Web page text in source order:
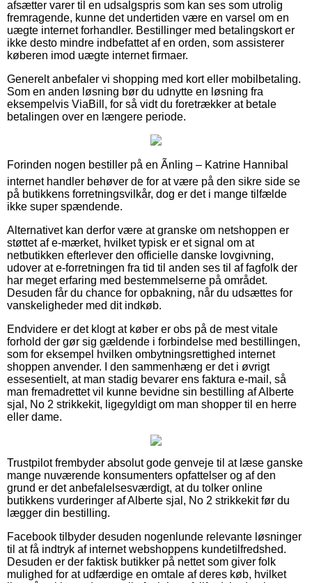
afsætter varer til en udsalgspris som kan ses som utrolig
fremragende, kunne det undertiden være en varsel om en
uægte internet forhandler. Bestillinger med betalingskort er
ikke desto mindre indbefattet af en orden, som assisterer
køberen imod uægte internet firmaer.
Generelt anbefaler vi shopping med kort eller mobilbetaling.
Som en anden løsning bør du udnytte en løsning fra
eksempelvis ViaBill, for så vidt du foretrækker at betale
betalingen over en længere periode.
Forinden nogen bestiller på en Ãnling – Katrine Hannibal
internet handler behøver de for at være på den sikre side se
på butikkens forretningsvilkår, dog er det i mange tilfælde
ikke super spændende.
Alternativet kan derfor være at granske om netshoppen er
støttet af e-mærket, hvilket typisk er et signal om at
netbutikken efterlever den officielle danske lovgivning,
udover at e-forretningen fra tid til anden ses til af fagfolk der
har meget erfaring med bestemmelserne på området.
Desuden får du chance for opbakning, når du udsættes for
vanskeligheder med dit indkøb.
Endvidere er det klogt at køber er obs på de mest vitale
forhold der gør sig gældende i forbindelse med bestillingen,
som for eksempel hvilken ombytningsrettighed internet
shoppen anvender. I den sammenhæng er det i øvrigt
essesentielt, at man stadig bevarer ens faktura e-mail, så
man fremadrettet vil kunne bevidne sin bestilling af Alberte
sjal, No 2 strikkekit, ligegyldigt om man shopper til en herre
eller dame.
Trustpilot frembyder absolut gode genveje til at læse ganske
mange nuværende konsumenters opfattelser og af den
grund er det anbefalelsesværdigt, at du tolker online
butikkens vurderinger af Alberte sjal, No 2 strikkekit før du
lægger din bestilling.
Facebook tilbyder desuden nogenlunde relevante løsninger
til at få indtryk af internet webshoppens kundetilfredshed.
Desuden er der faktisk butikker på nettet som giver folk
mulighed for at udfærdige en omtale af deres køb, hvilket